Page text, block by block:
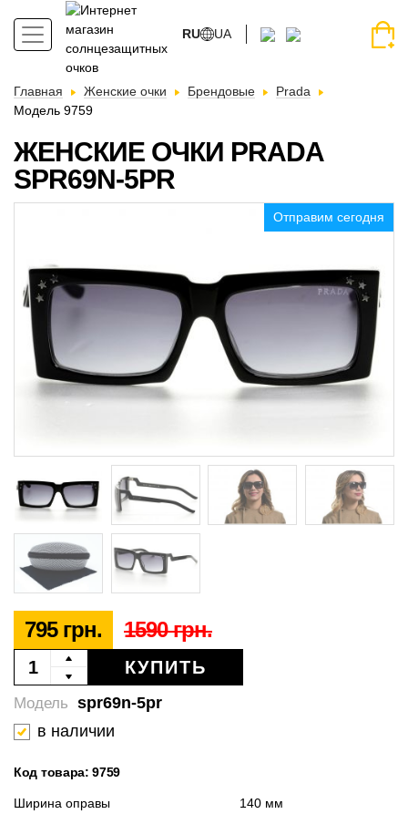
RU UA
Главная Женские очки Брендовые
Prada
Модель 9759
ЖЕНСКИЕ ОЧКИ PRADA
SPR69N-5PR
Отправим сегодня
795 грн. 1590 грн.
КУПИТЬ
spr69n-5pr
Модель
в наличии
Код товара: 9759
Ширина оправы
140 мм